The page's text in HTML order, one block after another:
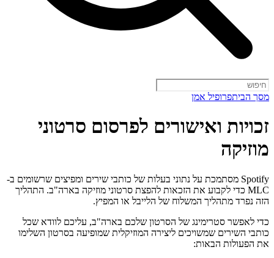
מסך הביתפרופיל אמן
זכויות ואישורים לפרסום סרטוני
מוזיקה
Spotify מסתמכת על נתוני בעלות של כותבי שירים ומפיצים שרשומים ב-
MLC כדי לקבוע את הזכאות להפצת סרטוני מוזיקה בארה"ב. התהליך
הזה נפרד מתהליך המשלוח של הלייבל או המפיץ.
כדי לאפשר סטרימינג של הסרטון שלכם בארה"ב, עליכם לוודא שכל
כותבי השירים שמשויכים ליצירה המוזיקלית שמופיעה בסרטון השלימו
את הפעולות הבאות: